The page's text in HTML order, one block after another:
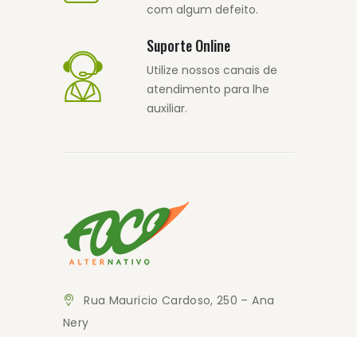
com algum defeito.
Suporte Online
Utilize nossos canais de
atendimento para lhe
auxiliar.
Rua Mauricio Cardoso, 250 – Ana
Nery